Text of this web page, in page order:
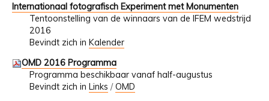
Internationaal fotografisch Experiment met Monumenten
Tentoonstelling van de winnaars van de IFEM wedstrijd
2016
Bevindt zich in Kalender
OMD 2016 Programma
Programma beschikbaar vanaf half-augustus
Bevindt zich in Links /OMD